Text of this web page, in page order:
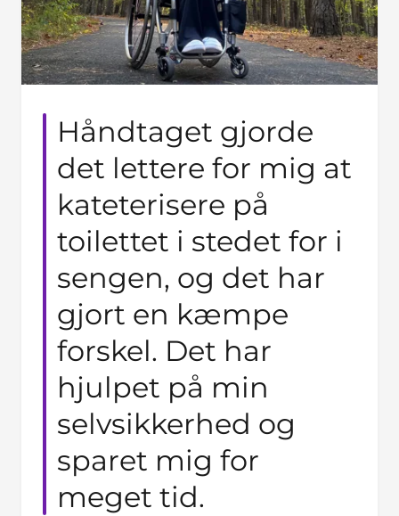
Håndtaget gjorde
det lettere for mig at
kateterisere på
toilettet i stedet for i
sengen, og det har
gjort en kæmpe
forskel. Det har
hjulpet på min
selvsikkerhed og
sparet mig for
meget tid.